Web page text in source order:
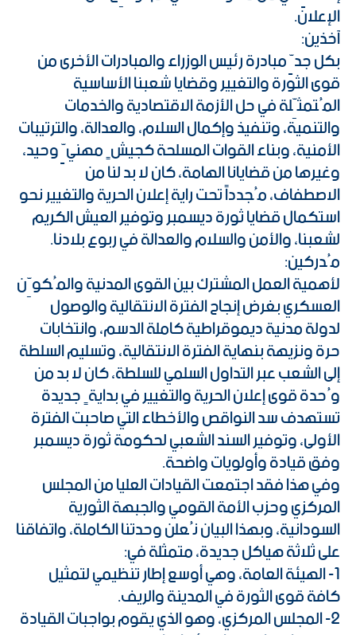
الإعلان.
آخذين:
بكل جدٍّ مبادرة رئيس الوزراء والمبادرات الأخرى من
قوى الثورة والتغيير وقضايا شعبنا الأساسية
المُتمثِّلة في حل الأزمة الاقتصادية والخدمات
والتنمية، وتنفيذ وإكمال السلام، والعدالة، والترتيبات
الأمنية، وبناء القوات المسلحة كجيشٍ مهنيٍّ وحيد،
وغيرها من قضايانا الهامة، كان لا بد لنا من
الاصطفاف، مُجدداً تحت راية إعلان الحرية والتغيير نحو
استكمال قضايا ثورة ديسمبر وتوفير العيش الكريم
لشعبنا، والأمن والسلام والعدالة في ربوع بلادنا.
مُدركين:
لأهمية العمل المشترك بين القوى المدنية والمُكوِّن
العسكري بغرض إنجاح الفترة الانتقالية والوصول
لدولة مدنية ديموقراطية كاملة الدسم، وانتخابات
حرة ونزيهة بنهاية الفترة الانتقالية، وتسليم السلطة
إلى الشعب عبر التداول السلمي للسلطة، كان لا بد من
وُحدة قوى إعلان الحرية والتغيير في بدايةٍ جديدة
تستهدف سد النواقص والأخطاء التي صاحبت الفترة
الأولى، وتوفير السند الشعبي لحكومة ثورة ديسمبر
وفق قيادة وأولويات واضحة.
وفي هذا فقد اجتمعت القيادات العليا من المجلس
المركزي وحزب الأمة القومي والجبهة الثورية
السودانية، وبهذا البيان نُعلن وحدتنا الكاملة، واتفاقنا
على ثلاثة هياكل جديدة، متمثلة في:
1- الهيئة العامة، وهي أوسع إطار تنظيمي لتمثيل
كافة قوى الثورة في المدينة والريف.
2- المجلس المركزي، وهو الذي يقوم بواجبات القيادة